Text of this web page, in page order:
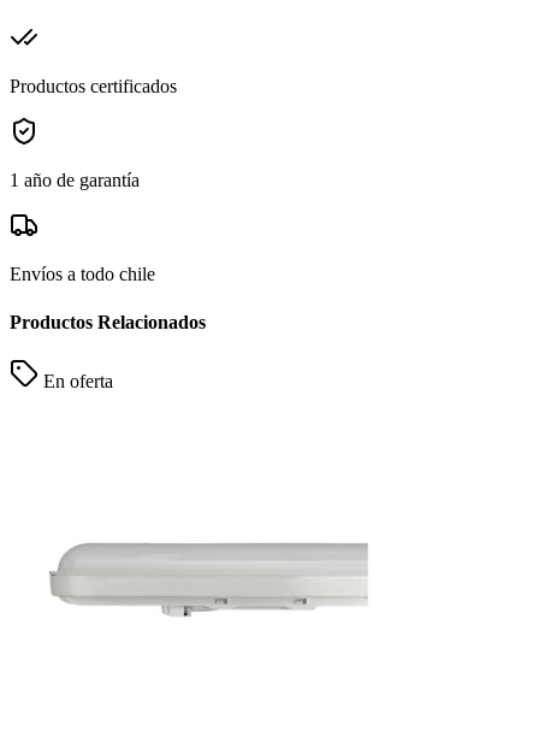
Productos certificados
1 año de garantía
Envíos a todo chile
Productos Relacionados
En oferta